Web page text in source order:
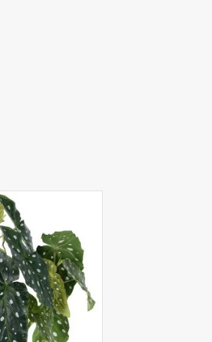
- Begonia maculata
mit 3
14 Blätter, 38cm